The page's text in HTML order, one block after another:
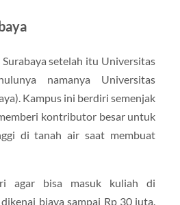
setelah itu Universitas
namanya Universitas
Kampus ini berdiri semenjak
kontributor besar untuk
di tanah air saat membuat
agar bisa masuk kuliah di
biaya sampai Rp 30 juta.